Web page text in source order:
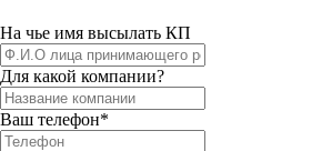
На чье имя высылать КП
Для какой компании?
Ваш телефон*